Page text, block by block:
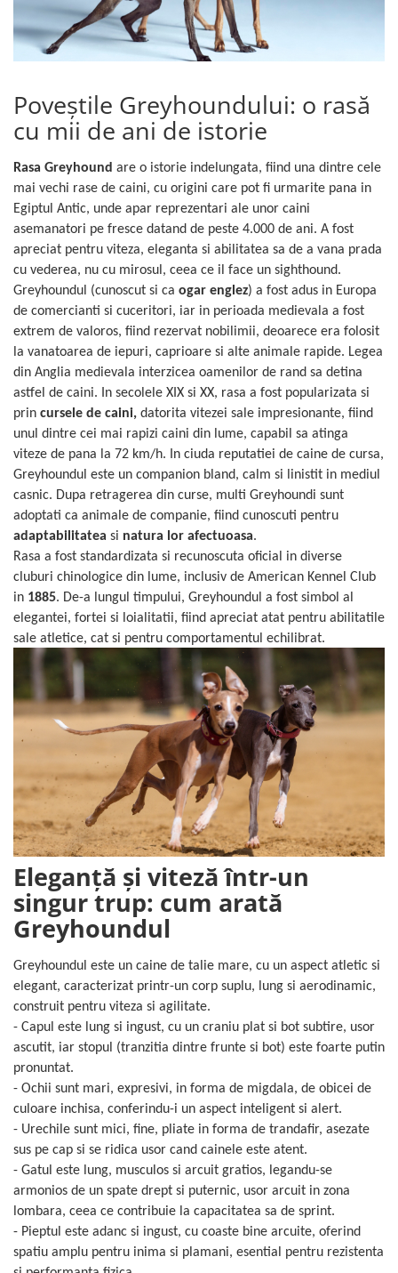
Antiparazitare interne si externe
Articulatii
Diverse caini
Suplimente nutritive, vitamine
Lapte Caini
Hrana economica caini
Accesorii caini
Botnite
Castroane si boluri pentru apa si
mancare
Custi transport - Caini
Hamuri, Lese si Zgarzi
Jucarii caini
Paturi, perne si cosuri pentru caini
Igiena si ingrijire caini
Sampoane si Balsamuri
Servetele Umede
Covorase absorbante
Curatare Ochi
Igiena Catel
Igiena Interior
Perii si descalcitoare caini
Solutii Atractante si repelente
Antiparazitare interne si externe
Articulatii
Diverse pisici
Suplimente nutritive, vitamine
Igiena si ingrijire pisici
Asternut litiera / Nisip / Silicat
Curatare Ochi
Igiena Interior
Igiena Pisici
Perii si descalcitoare pisici
Sampoane si Balsamuri
Solutii Atractante si repelente
Accesorii Pisici
Ansambluri de joaca, sisaluri
Castroane si boluri pentru apa si
mancare
Custi transport - Pisici
Jucarii Pisici
Lese, Hamuri si Zgarzi
Paturi, perne si cosuri pentru pisici
Recompense Delicioase
Poveștile Greyhoundului: o rasă
cu mii de ani de istorie
Rasa Greyhound are o istorie indelungata, fiind una dintre cele
mai vechi rase de caini, cu origini care pot fi urmarite pana in
Egiptul Antic, unde apar reprezentari ale unor caini
asemanatori pe fresce datand de peste 4.000 de ani. A fost
apreciat pentru viteza, eleganta si abilitatea sa de a vana prada
cu vederea, nu cu mirosul, ceea ce il face un sighthound.
Greyhoundul (cunoscut si ca ogar englez) a fost adus in Europa
de comercianti si cuceritori, iar in perioada medievala a fost
extrem de valoros, fiind rezervat nobilimii, deoarece era folosit
la vanatoarea de iepuri, caprioare si alte animale rapide. Legea
din Anglia medievala interzicea oamenilor de rand sa detina
astfel de caini. In secolele XIX si XX, rasa a fost popularizata si
prin cursele de caini, datorita vitezei sale impresionante, fiind
unul dintre cei mai rapizi caini din lume, capabil sa atinga
viteze de pana la 72 km/h. In ciuda reputatiei de caine de cursa,
Greyhoundul este un companion bland, calm si linistit in mediul
casnic. Dupa retragerea din curse, multi Greyhoundi sunt
adoptati ca animale de companie, fiind cunoscuti pentru
adaptabilitatea si natura lor afectuoasa.
Rasa a fost standardizata si recunoscuta oficial in diverse
cluburi chinologice din lume, inclusiv de American Kennel Club
in 1885. De-a lungul timpului, Greyhoundul a fost simbol al
elegantei, fortei si loialitatii, fiind apreciat atat pentru abilitatile
sale atletice, cat si pentru comportamentul echilibrat.
Eleganță și viteză într-un
singur trup: cum arată
Greyhoundul
Greyhoundul este un caine de talie mare, cu un aspect atletic si
elegant, caracterizat printr-un corp suplu, lung si aerodinamic,
construit pentru viteza si agilitate.
- Capul este lung si ingust, cu un craniu plat si bot subtire, usor
ascutit, iar stopul (tranzitia dintre frunte si bot) este foarte putin
pronuntat.
- Ochii sunt mari, expresivi, in forma de migdala, de obicei de
culoare inchisa, conferindu-i un aspect inteligent si alert.
- Urechile sunt mici, fine, pliate in forma de trandafir, asezate
sus pe cap si se ridica usor cand cainele este atent.
- Gatul este lung, musculos si arcuit gratios, legandu-se
armonios de un spate drept si puternic, usor arcuit in zona
lombara, ceea ce contribuie la capacitatea sa de sprint.
- Pieptul este adanc si ingust, cu coaste bine arcuite, oferind
spatiu amplu pentru inima si plamani, esential pentru rezistenta